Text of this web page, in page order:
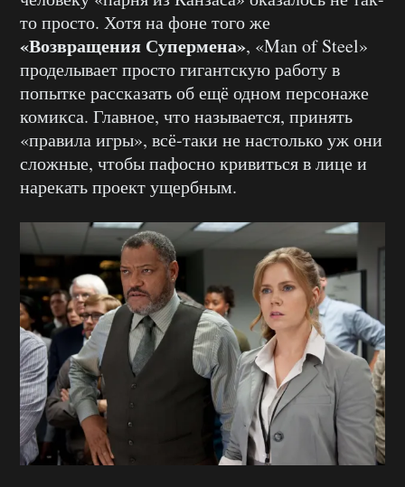
то просто. Хотя на фоне того же
«Возвращения Супермена», «Man of Steel»
проделывает просто гигантскую работу в
попытке рассказать об ещё одном персонаже
комикса. Главное, что называется, принять
«правила игры», всё-таки не настолько уж они
сложные, чтобы пафосно кривиться в лице и
нарекать проект ущербным.